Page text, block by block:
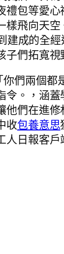
包等愛
飛向天空
建成的全
們拓寬視
們兩個都
令。，涵
他們在進
收包養意思
人日報客戶